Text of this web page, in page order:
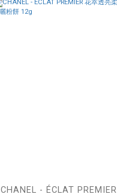
CHANEL - ÉCLAT PREMIER